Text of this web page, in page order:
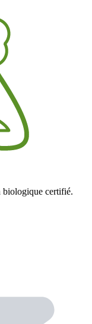
biologique certifié.